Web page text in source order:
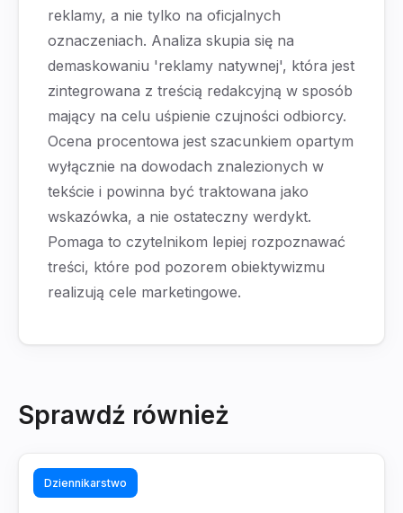
reklamy, a nie tylko na oficjalnych
oznaczeniach. Analiza skupia się na
demaskowaniu 'reklamy natywnej', która jest
zintegrowana z treścią redakcyjną w sposób
mający na celu uśpienie czujności odbiorcy.
Ocena procentowa jest szacunkiem opartym
wyłącznie na dowodach znalezionych w
tekście i powinna być traktowana jako
wskazówka, a nie ostateczny werdykt.
Pomaga to czytelnikom lepiej rozpoznawać
treści, które pod pozorem obiektywizmu
realizują cele marketingowe.
Sprawdź również
Dziennikarstwo